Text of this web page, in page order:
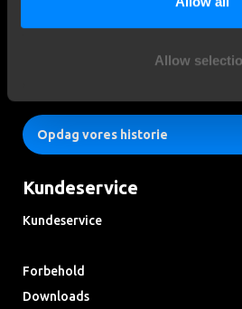
Allow
Mere end 120 års
Siden 1903 er Brink vokset fra en lille
Opdag vores historie
Kundeservice
Kundeservice
Forbehold
Downloads